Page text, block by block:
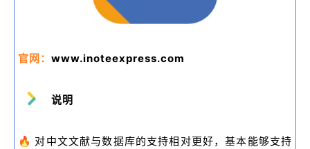
官网： www.inoteexpress.com
说明
🔥 对中文文献与数据库的支持相对更好，基本能够支持